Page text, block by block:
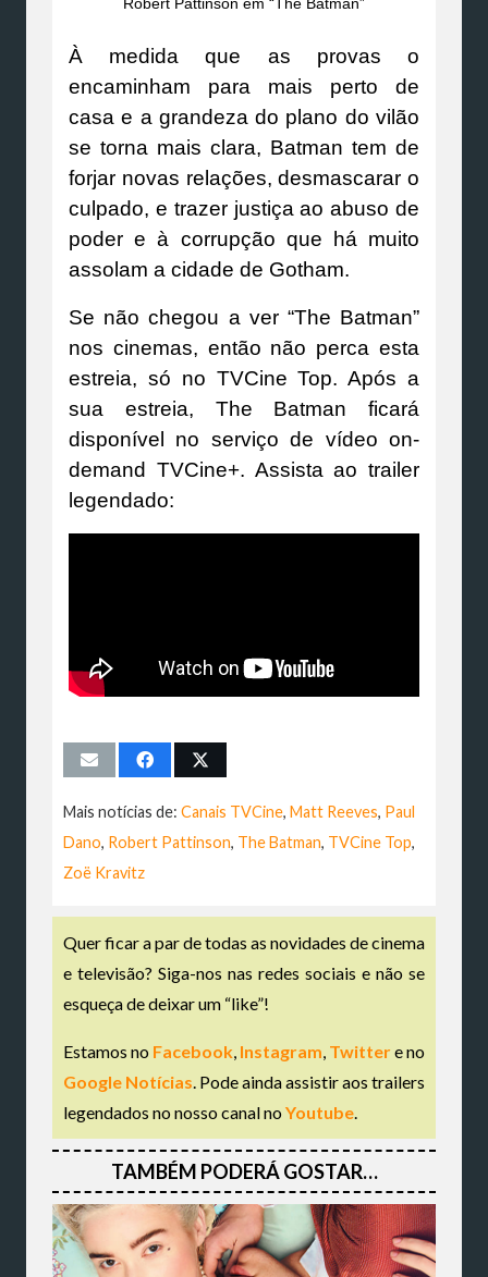
Robert Pattinson em “The Batman”
À medida que as provas o
encaminham para mais perto de
casa e a grandeza do plano do vilão
se torna mais clara, Batman tem de
forjar novas relações, desmascarar o
culpado, e trazer justiça ao abuso de
poder e à corrupção que há muito
assolam a cidade de Gotham.
Se não chegou a ver “The Batman”
nos cinemas, então não perca esta
estreia, só no TVCine Top. Após a
sua estreia, The Batman ficará
disponível no serviço de vídeo on-
demand TVCine+. Assista ao trailer
legendado:
Mais notícias de: Canais TVCine, Matt Reeves, Paul
Dano, Robert Pattinson, The Batman, TVCine Top,
Zoë Kravitz
Quer ficar a par de todas as novidades de cinema
e televisão? Siga-nos nas redes sociais e não se
esqueça de deixar um “like”!
Estamos no Facebook Instagram Twittere no
Google Notícias . Pode ainda assistir aos trailers
legendados no nosso canal noYoutube
TAMBÉM PODERÁ GOSTAR…